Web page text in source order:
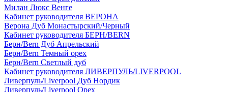
Милан Люкс Венге
Кабинет руководителя ВЕРОНА
Верона Дуб Монастырский/Черный
Кабинет руководителя БЕРН/BERN
Берн/Bern Дуб Апрельский
Берн/Bern Темный орех
Берн/Bern Светлый дуб
Кабинет руководителя ЛИВЕРПУЛЬ/LIVERPOOL
Ливерпуль/Liverpool Дуб Нордик
Ливерпуль/Liverpool Орех